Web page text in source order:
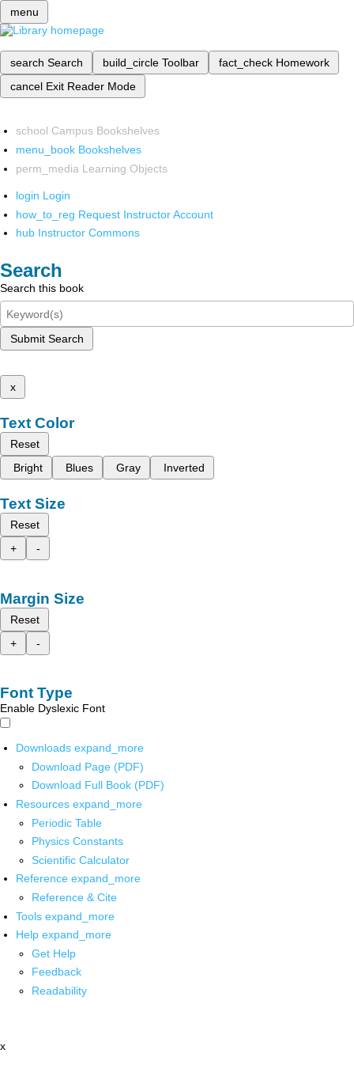
menu
search Search build_circle Toolbar fact_check Homework
cancel Exit Reader Mode
school Campus Bookshelves
menu_book Bookshelves
perm_media Learning Objects
login Login
how_to_reg Request Instructor Account
hub Instructor Commons
Search
Search this book
Submit Search
x
Text Color
Reset
Bright
Blues Gray Inverted
Text Size
Reset
+
-
Margin Size
Reset
+
-
Font Type
Enable Dyslexic Font
Downloads expand_more
Download Page (PDF)
Download Full Book (PDF)
Resources expand_more
Periodic Table
Physics Constants
Scientific Calculator
Reference expand_more
Reference & Cite
Tools expand_more
Help expand_more
Get Help
Feedback
Readability
x